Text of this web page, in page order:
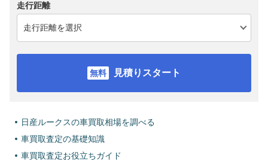
走行距離
見積りスタート
日産ルークスの車買取相場を調べる
車買取査定の基礎知識
車買取査定お役立ちガイド